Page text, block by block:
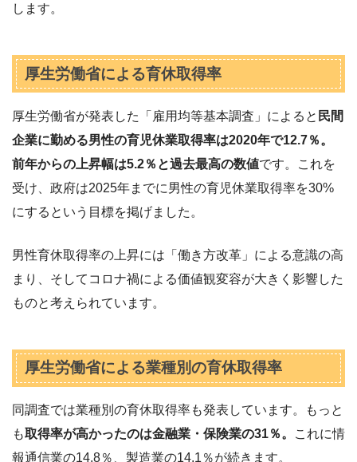
します。
厚生労働省による育休取得率
厚生労働省が発表した「雇用均等基本調査」によると 民間
企業に勤める男性の育児休業取得率は2020年で12.7％。
前年からの上昇幅は5.2％と過去最高の数値です。これを
受け、政府は2025年までに男性の育児休業取得率を30%
にするという目標を掲げました。
男性育休取得率の上昇には「働き方改革」による意識の高
まり、そしてコロナ禍による価値観変容が大きく影響した
ものと考えられています。
厚生労働省による業種別の育休取得率
同調査では業種別の育休取得率も発表しています。もっと
も取得率が高かったのは金融業・保険業の31％。
これに情
報通信業の14.8％、製造業の14.1％が続きます。